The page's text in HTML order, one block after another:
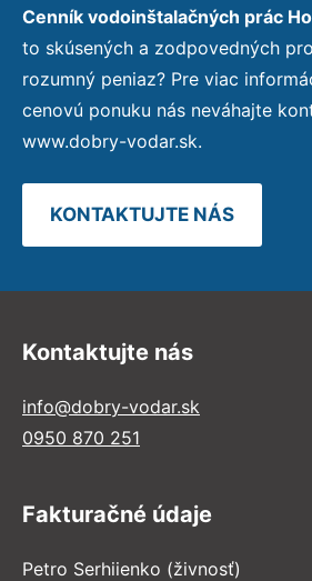
Cenník vodoinštalačných prác
to skúsených a zodpovedných
rozumný peniaz? Pre viac
cenovú ponuku nás neváhajte
www.dobry-vodar.sk.
KONTAKTUJTE NÁS
Kontaktujte nás
info@dobry-vodar.sk
0950 870 251
Fakturačné údaje
Petro Serhiienko (živnosť)